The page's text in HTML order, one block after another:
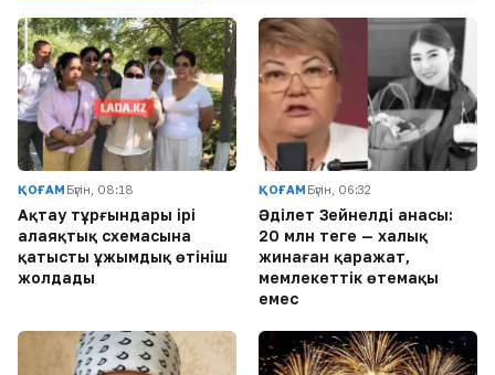
ҚОҒАМ Бүгін, 08:18
Ақтау тұрғындары ірі
алаяқтық схемасына
қатысты ұжымдық өтініш
жолдады
ҚОҒАМ Бүгін, 06:32
Әділет Зейнелдің анасы:
20 млн теңге — халық
жинаған қаражат,
мемлекеттік өтемақы
емес